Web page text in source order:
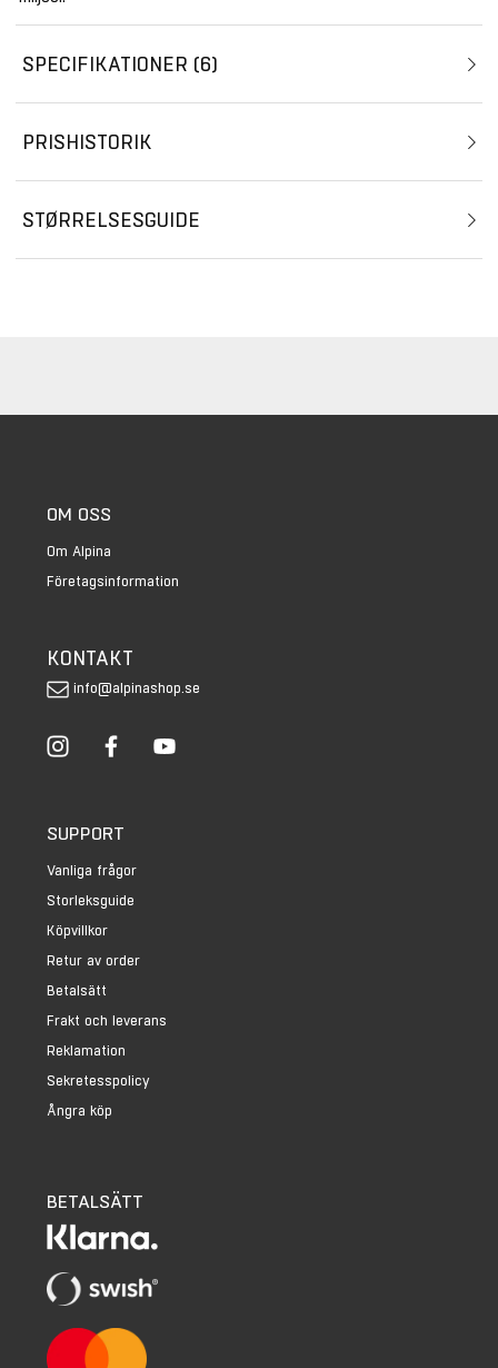
SPECIFIKATIONER 6
PRISHISTORIK
STØRRELSESGUIDE
OM OSS
Om Alpina
Företagsinformation
KONTAKT
info@alpinashop.se
SUPPORT
Vanliga frågor
Storleksguide
Köpvillkor
Retur av order
Betalsätt
Frakt och leverans
Reklamation
Sekretesspolicy
Ångra köp
BETALSÄTT